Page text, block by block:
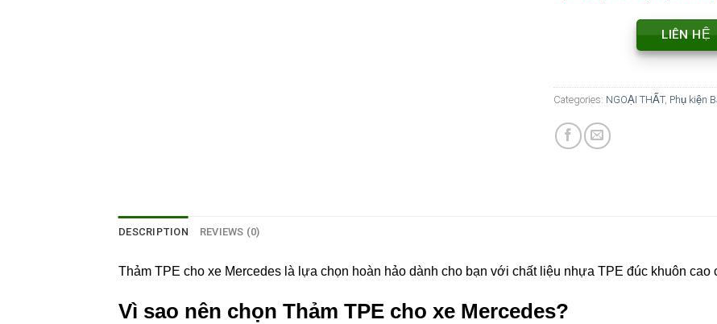
LIÊN HỆ
Categories: NGOẠI THẤT, Phụ kiện
DESCRIPTION REVIEWS (0)
Thảm TPE cho xe Mercedes là lựa chọn hoàn hảo dành cho bạn với chất liệu nhựa TPE đúc khuôn cao
Vì sao nên chọn Thảm TPE cho xe Mercedes?